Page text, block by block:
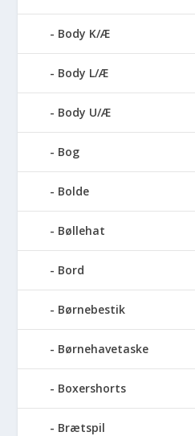
Body K/Æ
Body L/Æ
Body U/Æ
Bog
Bolde
Bøllehat
Bord
Børnebestik
Børnehavetaske
Boxershorts
Brætspil